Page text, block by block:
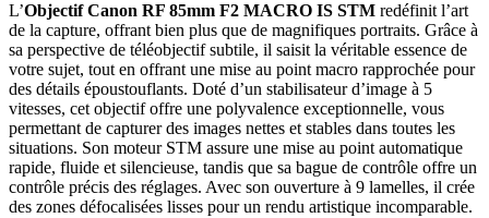
L’Objectif Canon RF 85mm F2 MACRO IS STM redéfinit l’art
de la capture, offrant bien plus que de magnifiques portraits. Grâce à
sa perspective de téléobjectif subtile, il saisit la véritable essence de
votre sujet, tout en offrant une mise au point macro rapprochée pour
des détails époustouflants. Doté d’un stabilisateur d’image à 5
vitesses, cet objectif offre une polyvalence exceptionnelle, vous
permettant de capturer des images nettes et stables dans toutes les
situations. Son moteur STM assure une mise au point automatique
rapide, fluide et silencieuse, tandis que sa bague de contrôle offre un
contrôle précis des réglages. Avec son ouverture à 9 lamelles, il crée
des zones défocalisées lisses pour un rendu artistique incomparable.